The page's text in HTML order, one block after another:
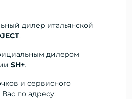
дилер итальянской
.
дилером
SH+.
и сервисного
по адресу: